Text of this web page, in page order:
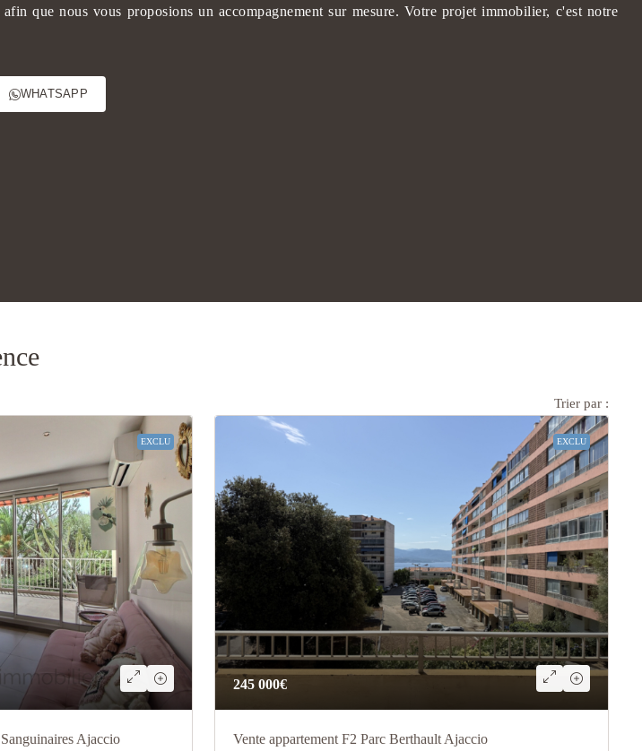
que nous vous proposions un accompagnement sur mesure. Votre projet immobilier, c'est notre
WHATSAPP
Trier par :
EXCLU
Ajaccio
EXCLU
245 000€
Vente appartement F2 Parc Berthault Ajaccio